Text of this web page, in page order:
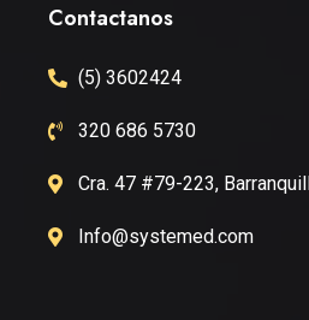
Contactanos
(5) 3602424
320 686 5730
Cra. 47 #79-223,
Info@systemed.com